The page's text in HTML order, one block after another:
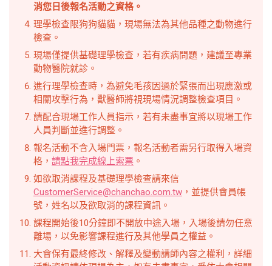
消您日後報名活動之資格。
理學檢查限狗狗貓貓，現場無法為其他品種之動物進行
檢查。
現場僅提供基礎理學檢查，若有疾病問題，建議至專業
動物醫院就診。
進行理學檢查時，為避免毛孩因過於緊張而出現應激或
相關攻擊行為，獸醫師將視現場情況調整檢查項目。
請配合現場工作人員指示，若有未盡事宜將以現場工作
人員判斷並進行調整。
報名活動不含入場門票，報名活動者需另行取得入場資
格， 請點我完成線上索票 。
如欲取消課程及基礎理學檢查請來信
CustomerService@chanchao.com.tw ，並提供會員帳
號，姓名以及欲取消的課程資訊。
課程開始後10分鐘即不開放中途入場，入場後請勿任意
離場，以免影響課程進行及其他學員之權益。
大會保有最終修改、解釋及變動講師內容之權利，詳細